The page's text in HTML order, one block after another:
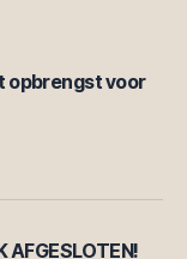
opbrengst voor
AFGESLOTEN!